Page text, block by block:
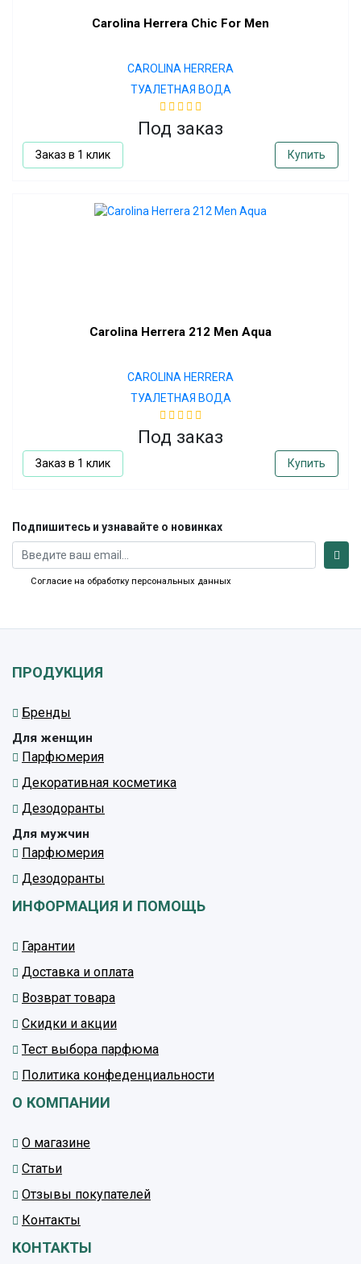
Carolina Herrera Chic For Men
CAROLINA HERRERA
ТУАЛЕТНАЯ ВОДА
Под заказ
Заказ в 1 клик Купить
Carolina Herrera 212 Men Aqua
CAROLINA HERRERA
ТУАЛЕТНАЯ ВОДА
Под заказ
Заказ в 1 клик Купить
Подпишитесь и узнавайте о новинках
Согласие на обработку персональных данных
ПРОДУКЦИЯ
Бренды
Для женщин
Парфюмерия
Декоративная косметика
Дезодоранты
Для мужчин
Парфюмерия
Дезодоранты
ИНФОРМАЦИЯ И ПОМОЩЬ
Гарантии
Доставка и оплата
Возврат товара
Скидки и акции
Тест выбора парфюма
Политика конфеденциальности
О КОМПАНИИ
О магазине
Статьи
Отзывы покупателей
Контакты
КОНТАКТЫ